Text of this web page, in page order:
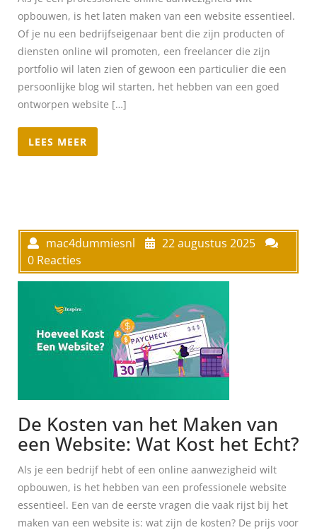
opbouwen, is het laten maken van een website essentieel.
Of je nu een bedrijfseigenaar bent die zijn producten of
diensten online wil promoten, een freelancer die zijn
portfolio wil laten zien of gewoon een particulier die een
persoonlijke blog wil starten, het hebben van een goed
ontworpen website […]
LEES MEER
mac4dummiesnl
22 augustus 2025
0 Reacties
De Kosten van het Maken van
een Website: Wat Kost het Echt?
Als je een bedrijf hebt of een online aanwezigheid wilt
opbouwen, is het hebben van een professionele website
essentieel. Een van de eerste vragen die vaak rijst bij het
maken van een website is: wat zijn de kosten? De prijs voor